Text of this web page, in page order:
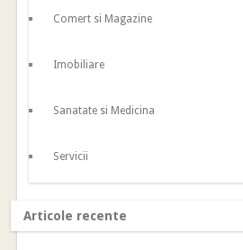
Comert si Magazine
Imobiliare
Sanatate si Medicina
Servicii
Articole recente